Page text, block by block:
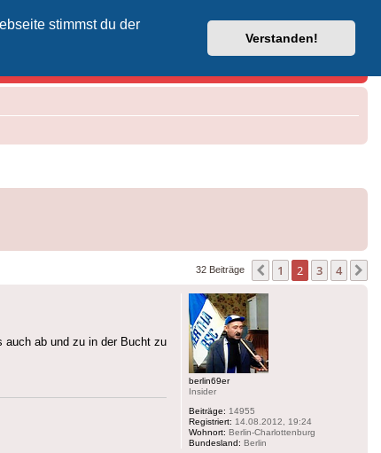
stimmst du der
Verstanden!
Vodafone-Kabel-Helpdesk
32 Beiträge Vorherige
1 2 3 4
berlin69er
Insider
Beiträge: 14955
Registriert: 14.08.2012, 19:24
Wohnort: Berlin-Charlottenburg
Bundesland: Berlin
auch ab und zu in der Bucht zu